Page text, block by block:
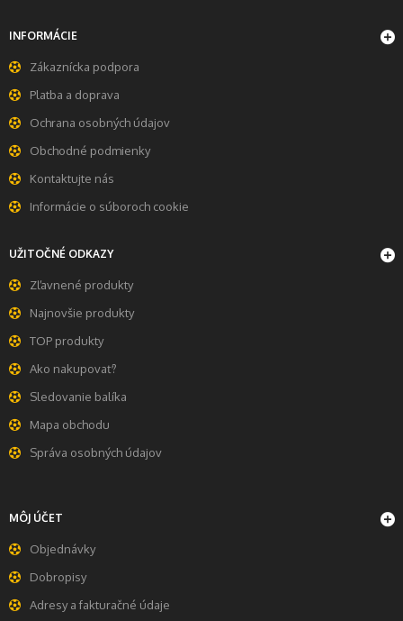
INFORMÁCIE
Zákaznícka podpora
Platba a doprava
Ochrana osobných údajov
Obchodné podmienky
Kontaktujte nás
Informácie o súboroch cookie
UŽITOČNÉ ODKAZY
Zľavnené produkty
Najnovšie produkty
TOP produkty
Ako nakupovať?
Sledovanie balíka
Mapa obchodu
Správa osobných údajov
MÔJ ÚČET
Objednávky
Dobropisy
Adresy a fakturačné údaje